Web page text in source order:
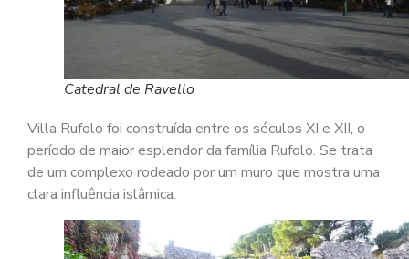
Catedral de Ravello
Villa Rufolo foi construída entre os séculos XI e XII, o
período de maior esplendor da família Rufolo. Se trata
de um complexo rodeado por um muro que mostra uma
clara influência islâmica.